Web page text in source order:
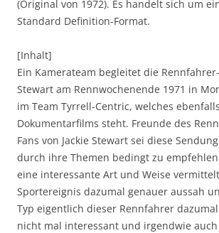
(Original von 1972). Es handelt sich um
Standard Definition-Format.
[Inhalt]
Ein Kamerateam begleitet die
Stewart am Rennwochenende 1971 in
im Team Tyrrell-Centric, welches
Dokumentarfilms steht. Freunde des
Fans von Jackie Stewart sei diese
durch ihre Themen bedingt zu
eine interessante Art und Weise
Sportereignis dazumal genauer aussah
Typ eigentlich dieser Rennfahrer
nicht mal interessant und irgendwie